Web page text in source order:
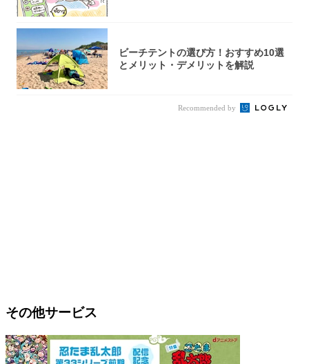
ビーチテントの選び方！おすすめ10選
とメリット・デメリットを解説
Recommended by
その他サービス